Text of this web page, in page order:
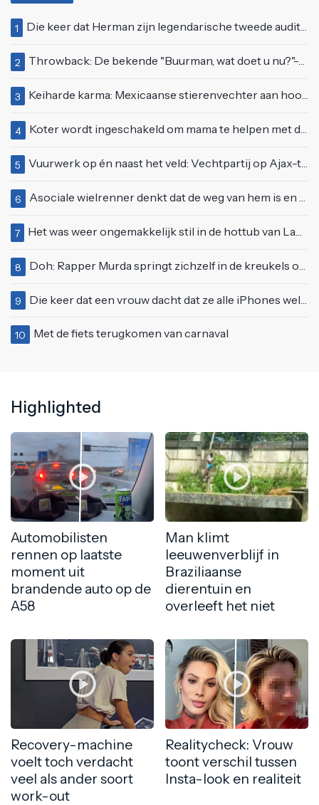
1 Die keer dat Herman zijn legendarische tweede auditie bij Idols deed
2 Throwback: De bekende "Buurman, wat doet u nu?"-scène uit Flodder met Tatjana Šimić
3 Keiharde karma: Mexicaanse stierenvechter aan hoorn gespietst voor ogen van duizenden toeschouwers
4 Koter wordt ingeschakeld om mama te helpen met de perfecte vakantiefoto te maken
5 Vuurwerk op én naast het veld: Vechtpartij op Ajax-tribune tussen supporters en stewards
6 Asociale wielrenner denkt dat de weg van hem is en blokkeert passerende automobilist
7 Het was weer ongemakkelijk stil in de hottub van Lang Leve de Liefde
8 Doh: Rapper Murda springt zichzelf in de kreukels op het Moonstar Festival
9 Die keer dat een vrouw dacht dat ze alle iPhones wel op kon kopen
10 Met de fiets terugkomen van carnaval
Highlighted
Automobilisten
rennen op laatste
moment uit
brandende auto op de
A58
Man klimt
leeuwenverblijf in
Braziliaanse
dierentuin en
overleeft het niet
Recovery-machine
voelt toch verdacht
veel als ander soort
work-out
Realitycheck: Vrouw
toont verschil tussen
Insta-look en realiteit